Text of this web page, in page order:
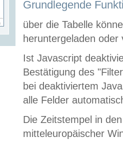
Grundlegende
über die Tabelle
heruntergeladen oder
Ist Javascript
Bestätigung des
bei deaktiviertem
alle Felder
Die Zeitstempel in
mitteleuropäischer